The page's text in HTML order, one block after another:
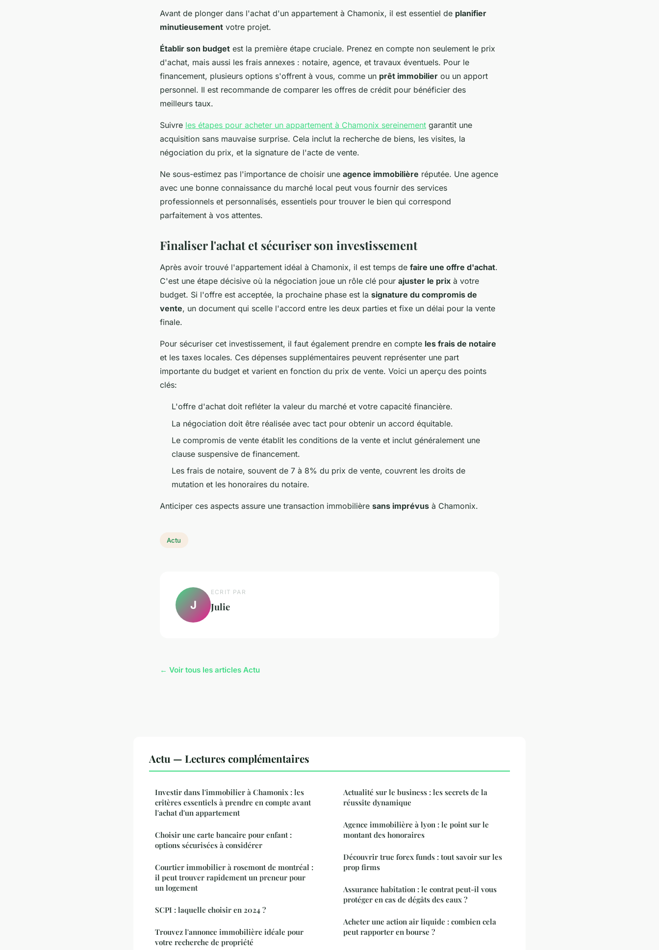
Avant de plonger dans l'achat d'un appartement à Chamonix, il est essentiel de planifier
minutieusement votre projet.
Établir son budget est la première étape cruciale. Prenez en compte non seulement le prix
d'achat, mais aussi les frais annexes : notaire, agence, et travaux éventuels. Pour le
financement, plusieurs options s'offrent à vous, comme un prêt immobilier ou un apport
personnel. Il est recommande de comparer les offres de crédit pour bénéficier des
meilleurs taux.
Suivre les étapes pour acheter un appartement à Chamonix sereinement garantit une
acquisition sans mauvaise surprise. Cela inclut la recherche de biens, les visites, la
négociation du prix, et la signature de l'acte de vente.
Ne sous-estimez pas l'importance de choisir une agence immobilière réputée. Une agence
avec une bonne connaissance du marché local peut vous fournir des services
professionnels et personnalisés, essentiels pour trouver le bien qui correspond
parfaitement à vos attentes.
Finaliser l'achat et sécuriser son investissement
Après avoir trouvé l'appartement idéal à Chamonix, il est temps de faire une offre d'achat.
C'est une étape décisive où la négociation joue un rôle clé pour ajuster le prix à votre
budget. Si l'offre est acceptée, la prochaine phase est la signature du compromis de
vente, un document qui scelle l'accord entre les deux parties et fixe un délai pour la vente
finale.
Pour sécuriser cet investissement, il faut également prendre en compte les frais de notaire
et les taxes locales. Ces dépenses supplémentaires peuvent représenter une part
importante du budget et varient en fonction du prix de vente. Voici un aperçu des points
clés:
L'offre d'achat doit refléter la valeur du marché et votre capacité financière.
La négociation doit être réalisée avec tact pour obtenir un accord équitable.
Le compromis de vente établit les conditions de la vente et inclut généralement une
clause suspensive de financement.
Les frais de notaire, souvent de 7 à 8% du prix de vente, couvrent les droits de
mutation et les honoraires du notaire.
Anticiper ces aspects assure une transaction immobilière sans imprévus à Chamonix.
Actu
J
ECRIT PAR
Julie
← Voir tous les articles Actu
Actu — Lectures complémentaires
Investir dans l'immobilier à Chamonix : les
critères essentiels à prendre en compte avant
l'achat d'un appartement
Choisir une carte bancaire pour enfant :
options sécurisées à considérer
Courtier immobilier à rosemont de montréal :
il peut trouver rapidement un preneur pour
un logement
SCPI : laquelle choisir en 2024 ?
Trouvez l'annonce immobilière idéale pour
votre recherche de propriété
Actualité sur le business : les secrets de la
réussite dynamique
Agence immobilière à lyon : le point sur le
montant des honoraires
Découvrir true forex funds : tout savoir sur les
prop firms
Assurance habitation : le contrat peut-il vous
protéger en cas de dégâts des eaux ?
Acheter une action air liquide : combien cela
peut rapporter en bourse ?